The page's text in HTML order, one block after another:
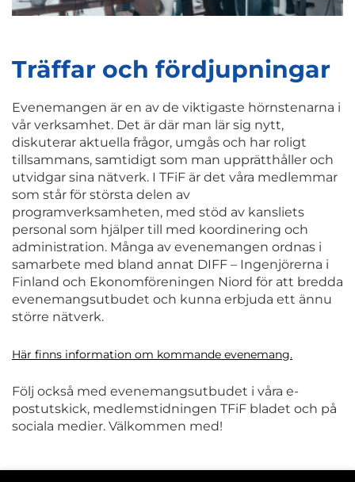
Träffar och fördjupningar
Evenemangen är en av de viktigaste hörnstenarna i
vår verksamhet. Det är där man lär sig nytt,
diskuterar aktuella frågor, umgås och har roligt
tillsammans, samtidigt som man upprätthåller och
utvidgar sina nätverk. I TFiF är det våra medlemmar
som står för största delen av
programverksamheten, med stöd av kansliets
personal som hjälper till med koordinering och
administration. Många av evenemangen ordnas i
samarbete med bland annat DIFF – Ingenjörerna i
Finland och Ekonomföreningen Niord för att bredda
evenemangsutbudet och kunna erbjuda ett ännu
större nätverk.
Här finns information om kommande evenemang.
Följ också med evenemangsutbudet i våra e-
postutskick, medlemstidningen TFiF bladet och på
sociala medier. Välkommen med!